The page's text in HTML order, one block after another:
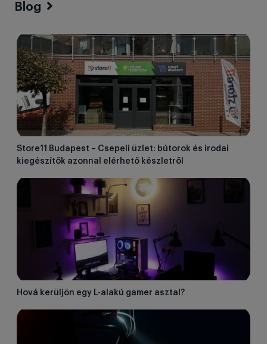
Blog
Store11 Budapest – Csepeli üzlet: bútorok és irodai
kiegészítők azonnal elérhető készletről
Hová kerüljön egy L-alakú gamer asztal?